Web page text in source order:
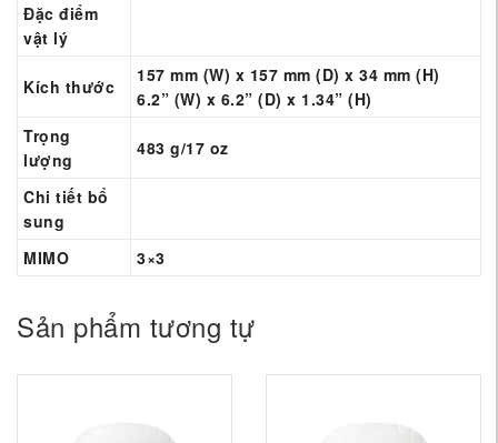
Đặc điểm
vật lý
Kích thước
157 mm (W) x 157 mm (D) x 34 mm (H)
6.2” (W) x 6.2” (D) x 1.34” (H)
Trọng
lượng
483 g/17 oz
Chi tiết bổ
sung
MIMO
3×3
Sản phẩm tương tự